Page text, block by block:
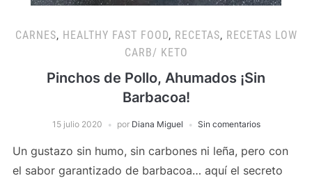
CARNES, HEALTHY FAST FOOD, RECETAS, RECETAS LOW
CARB/ KETO
Pinchos de Pollo, Ahumados ¡Sin
Barbacoa!
15 julio 2020 por Diana Miguel Sin comentarios
Un gustazo sin humo, sin carbones ni leña, pero con
el sabor garantizado de barbacoa… aquí el secreto